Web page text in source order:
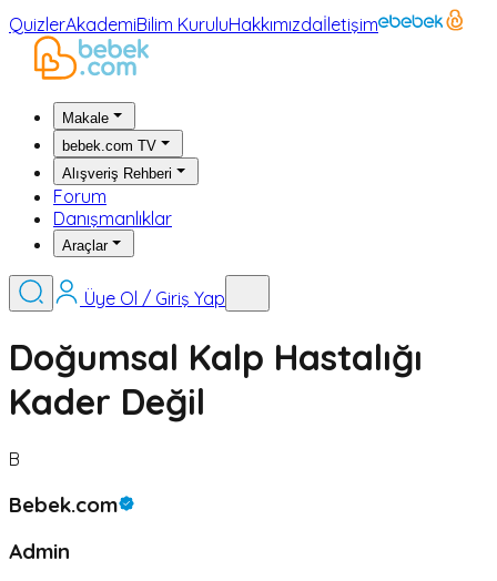
QuizlerAkademiBilim KuruluHakkımızdaİletişim
Makale
bebek.com TV
Alışveriş Rehberi
Forum
Danışmanlıklar
Araçlar
Üye Ol / Giriş Yap
Doğumsal Kalp Hastalığı
Kader Değil
B
Bebek.com
Admin